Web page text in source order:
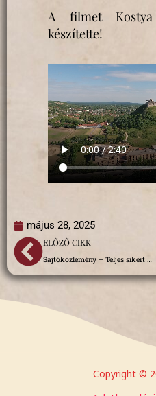
A filmet
készítette!
május 28, 2025
Előző
ELŐZŐ CIKK
Sajtóközlemény – Teljes sikert hozott az Ez Natúr Sümegen!
Copyright ©